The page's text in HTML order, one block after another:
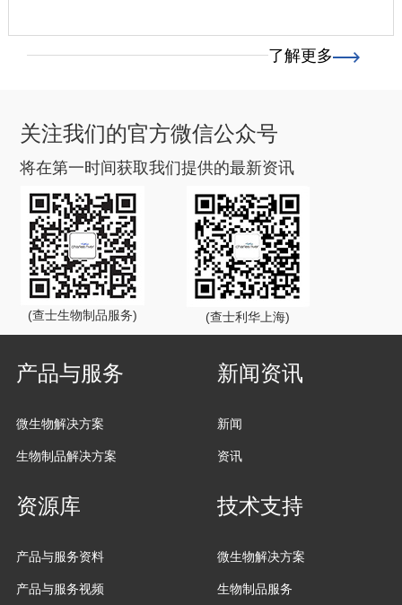
了解更多
关注我们的官方微信公众号
将在第一时间获取我们提供的最新资讯
(查士生物制品服务) (查士利华上海)
产品与服务
微生物解决方案
生物制品解决方案
新闻资讯
新闻
资讯
资源库
产品与服务资料
产品与服务视频
技术支持
微生物解决方案
生物制品服务